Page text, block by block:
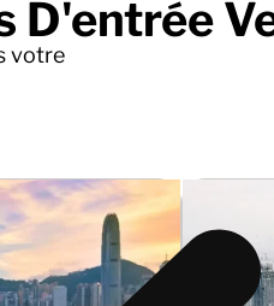
D'entrée
votre